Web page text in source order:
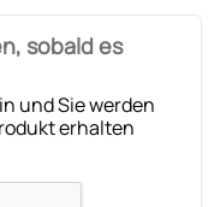
sobald es
und Sie werden
erhalten